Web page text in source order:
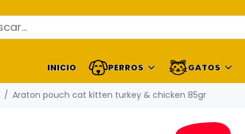
INICIO PERROS GATOS
Araton pouch cat kitten turkey & chicken 85gr